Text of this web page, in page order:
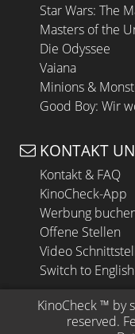
Star Wars: The
Masters of the
Die Odyssee
Vaiana
Minions &
Good Boy: Wir
KONTAKT
Kontakt & FAQ
KinoCheck-App
Werbung
Offene Stellen
Video
Switch to English
KinoCheck ™ by
reserved.